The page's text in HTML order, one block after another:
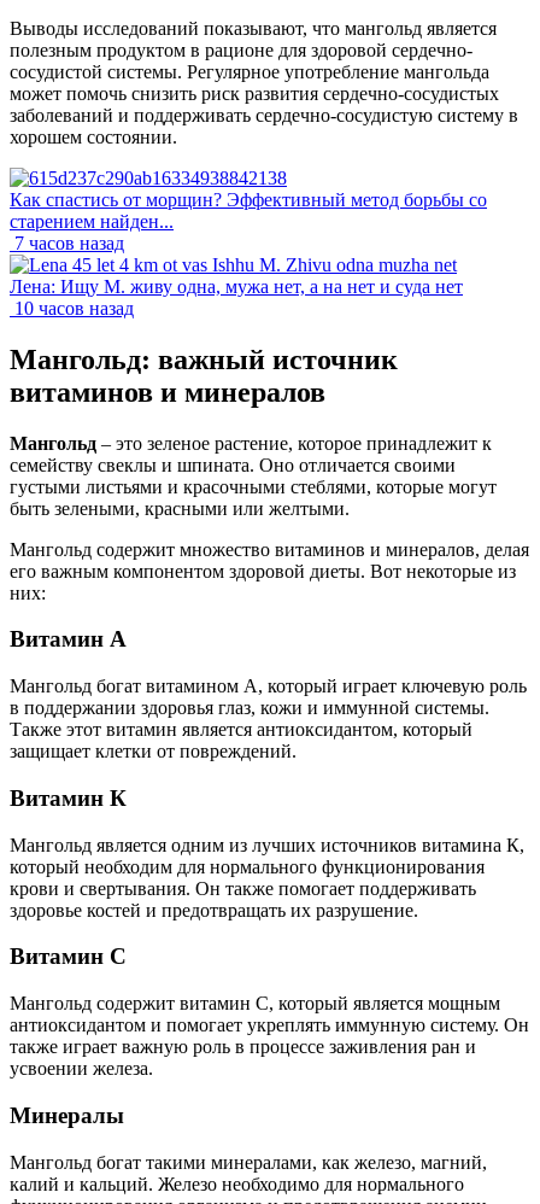
Выводы исследований показывают, что мангольд является
полезным продуктом в рационе для здоровой сердечно-
сосудистой системы. Регулярное употребление мангольда
может помочь снизить риск развития сердечно-сосудистых
заболеваний и поддерживать сердечно-сосудистую систему в
хорошем состоянии.
Как спастись от морщин? Эффективный метод борьбы со
старением найден...
7 часов назад
Лена: Ищу М. живу одна, мужа нет, а на нет и суда нет
10 часов назад
Мангольд: важный источник
витаминов и минералов
Мангольд – это зеленое растение, которое принадлежит к
семейству свеклы и шпината. Оно отличается своими
густыми листьями и красочными стеблями, которые могут
быть зелеными, красными или желтыми.
Мангольд содержит множество витаминов и минералов, делая
его важным компонентом здоровой диеты. Вот некоторые из
них:
Витамин А
Мангольд богат витамином А, который играет ключевую роль
в поддержании здоровья глаз, кожи и иммунной системы.
Также этот витамин является антиоксидантом, который
защищает клетки от повреждений.
Витамин К
Мангольд является одним из лучших источников витамина К,
который необходим для нормального функционирования
крови и свертывания. Он также помогает поддерживать
здоровье костей и предотвращать их разрушение.
Витамин С
Мангольд содержит витамин С, который является мощным
антиоксидантом и помогает укреплять иммунную систему. Он
также играет важную роль в процессе заживления ран и
усвоении железа.
Минералы
Мангольд богат такими минералами, как железо, магний,
калий и кальций. Железо необходимо для нормального